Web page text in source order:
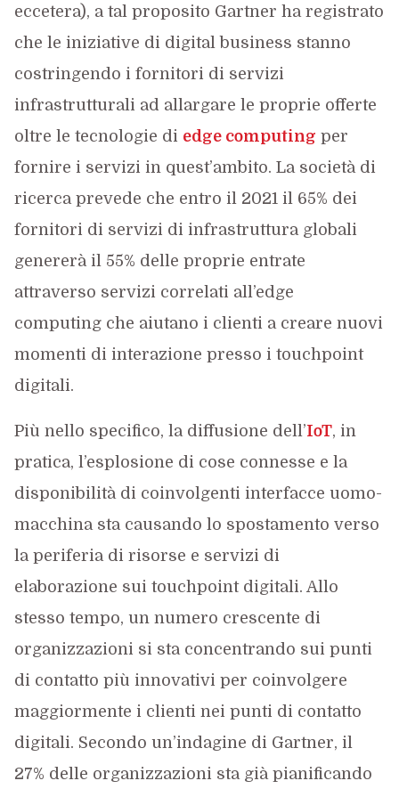
eccetera), a tal proposito Gartner ha registrato
che le iniziative di digital business stanno
costringendo i fornitori di servizi
infrastrutturali ad allargare le proprie offerte
oltre le tecnologie di edge computing per
fornire i servizi in quest’ambito. La società di
ricerca prevede che entro il 2021 il 65% dei
fornitori di servizi di infrastruttura globali
genererà il 55% delle proprie entrate
attraverso servizi correlati all’edge
computing che aiutano i clienti a creare nuovi
momenti di interazione presso i touchpoint
digitali.
Più nello specifico, la diffusione dell’IoT, in
pratica, l’esplosione di cose connesse e la
disponibilità di coinvolgenti interfacce uomo-
macchina sta causando lo spostamento verso
la periferia di risorse e servizi di
elaborazione sui touchpoint digitali. Allo
stesso tempo, un numero crescente di
organizzazioni si sta concentrando sui punti
di contatto più innovativi per coinvolgere
maggiormente i clienti nei punti di contatto
digitali. Secondo un’indagine di Gartner, il
27% delle organizzazioni sta già pianificando